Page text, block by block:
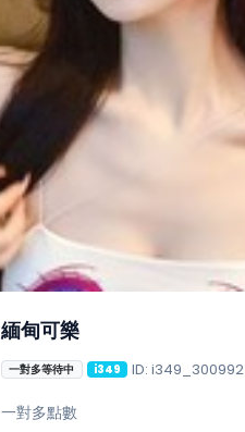
緬甸可樂
一對多等待中 i349 ID: i349_300992
一對多點數